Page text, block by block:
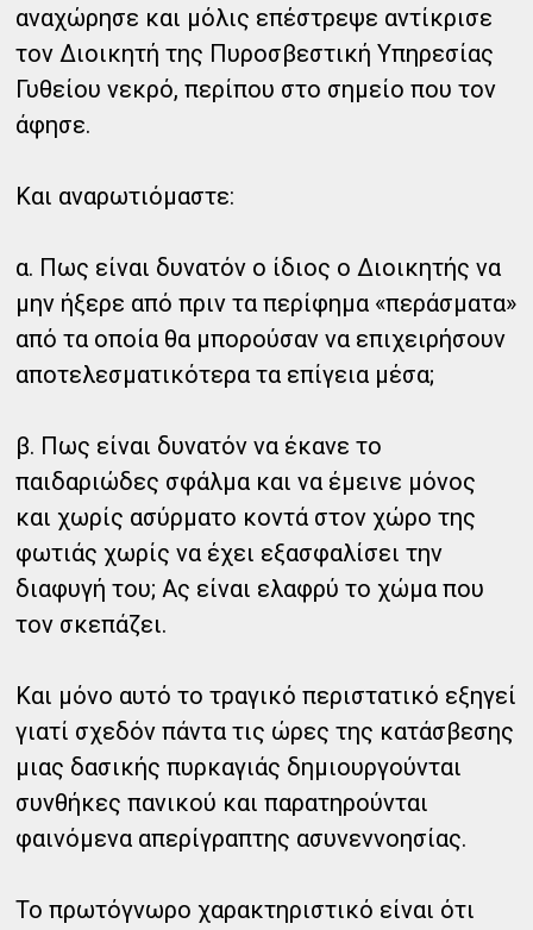
αναχώρησε και μόλις επέστρεψε αντίκρισε
τον Διοικητή της Πυροσβεστική Υπηρεσίας
Γυθείου νεκρό, περίπου στο σημείο που τον
άφησε.
Και αναρωτιόμαστε:
α. Πως είναι δυνατόν ο ίδιος ο Διοικητής να
μην ήξερε από πριν τα περίφημα «περάσματα»
από τα οποία θα μπορούσαν να επιχειρήσουν
αποτελεσματικότερα τα επίγεια μέσα;
β. Πως είναι δυνατόν να έκανε το
παιδαριώδες σφάλμα και να έμεινε μόνος
και χωρίς ασύρματο κοντά στον χώρο της
φωτιάς χωρίς να έχει εξασφαλίσει την
διαφυγή του; Ας είναι ελαφρύ το χώμα που
τον σκεπάζει.
Και μόνο αυτό το τραγικό περιστατικό εξηγεί
γιατί σχεδόν πάντα τις ώρες της κατάσβεσης
μιας δασικής πυρκαγιάς δημιουργούνται
συνθήκες πανικού και παρατηρούνται
φαινόμενα απερίγραπτης ασυνεννοησίας.
Το πρωτόγνωρο χαρακτηριστικό είναι ότι